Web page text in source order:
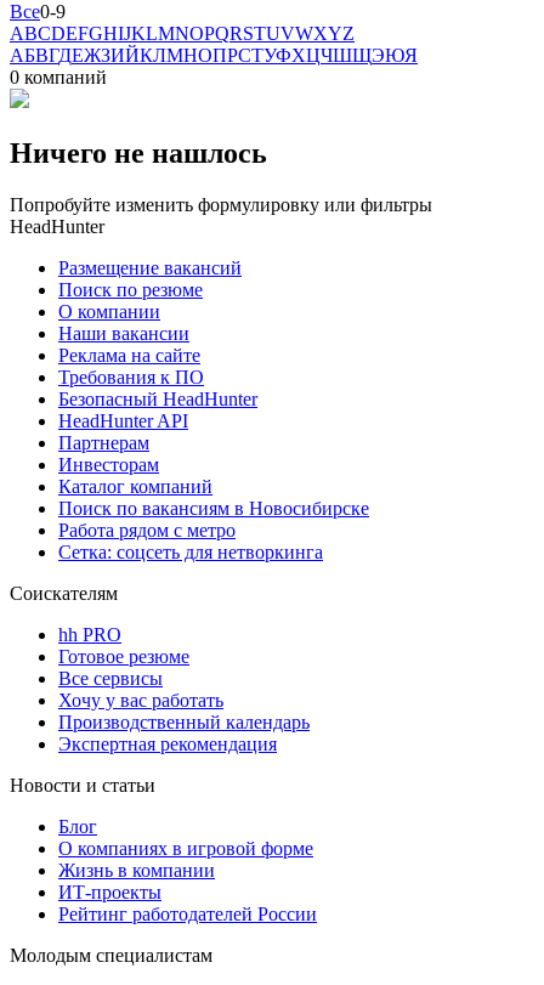
Все0-9
ABCDEFGHIJKLMNOPQRSTUVWXYZ
АБВГДЕЖЗИЙКЛМНОПРСТУФХЦЧШЩЭЮЯ
0 компаний
Ничего не нашлось
Попробуйте изменить формулировку или фильтры
HeadHunter
Размещение вакансий
Поиск по резюме
О компании
Наши вакансии
Реклама на сайте
Требования к ПО
Безопасный HeadHunter
HeadHunter API
Партнерам
Инвесторам
Каталог компаний
Поиск по вакансиям в Новосибирске
Работа рядом с метро
Сетка: соцсеть для нетворкинга
Соискателям
hh PRO
Готовое резюме
Все сервисы
Хочу у вас работать
Производственный календарь
Экспертная рекомендация
Новости и статьи
Блог
О компаниях в игровой форме
Жизнь в компании
ИТ-проекты
Рейтинг работодателей России
Молодым специалистам